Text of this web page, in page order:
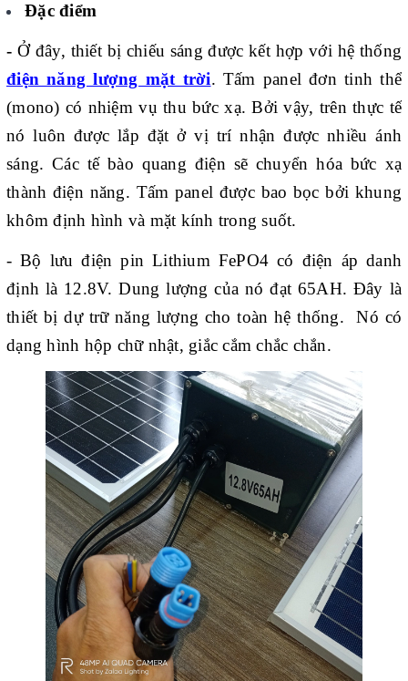
Đặc điểm
- Ở đây, thiết bị chiếu sáng được kết hợp với hệ thống
điện năng lượng mặt trời. Tấm panel đơn tinh thể
(mono) có nhiệm vụ thu bức xạ. Bởi vậy, trên thực tế
nó luôn được lắp đặt ở vị trí nhận được nhiều ánh
sáng. Các tế bào quang điện sẽ chuyển hóa bức xạ
thành điện năng. Tấm panel được bao bọc bởi khung
khôm định hình và mặt kính trong suốt.
- Bộ lưu điện pin Lithium FePO4 có điện áp danh
định là 12.8V. Dung lượng của nó đạt 65AH. Đây là
thiết bị dự trữ năng lượng cho toàn hệ thống. Nó có
dạng hình hộp chữ nhật, giắc cắm chắc chắn.